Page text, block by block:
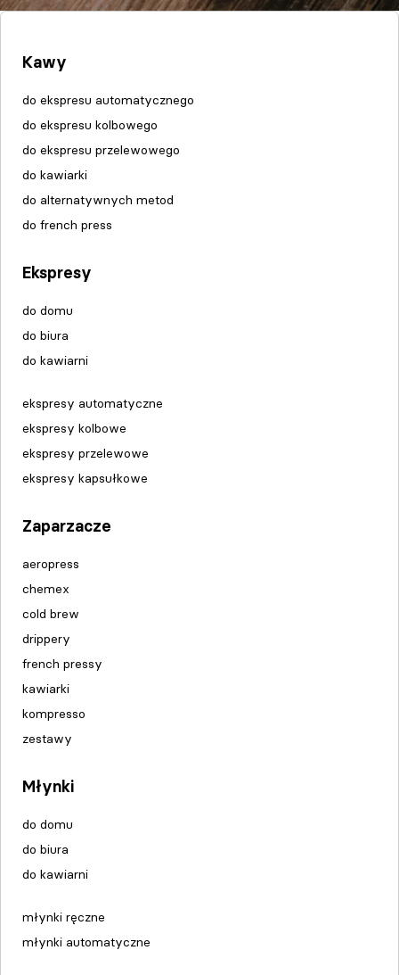
Kawy
do ekspresu automatycznego
do ekspresu kolbowego
do ekspresu przelewowego
do kawiarki
do alternatywnych metod
do french press
Ekspresy
do domu
do biura
do kawiarni
ekspresy automatyczne
ekspresy kolbowe
ekspresy przelewowe
ekspresy kapsułkowe
Zaparzacze
aeropress
chemex
cold brew
drippery
french pressy
kawiarki
kompresso
zestawy
Młynki
do domu
do biura
do kawiarni
młynki ręczne
młynki automatyczne